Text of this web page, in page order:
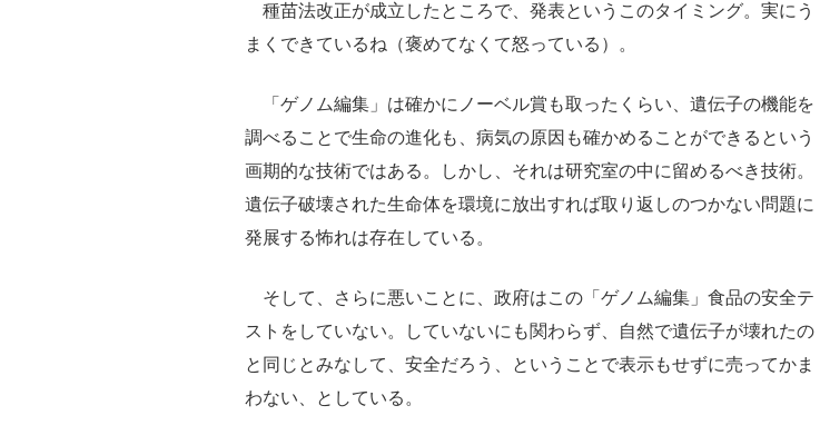
種苗法改正が成立したところで、発表というこのタイミング。実にう
まくできているね（褒めてなくて怒っている）。
「ゲノム編集」は確かにノーベル賞も取ったくらい、遺伝子の機能を
調べることで生命の進化も、病気の原因も確かめることができるという
画期的な技術ではある。しかし、それは研究室の中に留めるべき技術。
遺伝子破壊された生命体を環境に放出すれば取り返しのつかない問題に
発展する怖れは存在している。
そして、さらに悪いことに、政府はこの「ゲノム編集」食品の安全テ
ストをしていない。していないにも関わらず、自然で遺伝子が壊れたの
と同じとみなして、安全だろう、ということで表示もせずに売ってかま
わない、としている。